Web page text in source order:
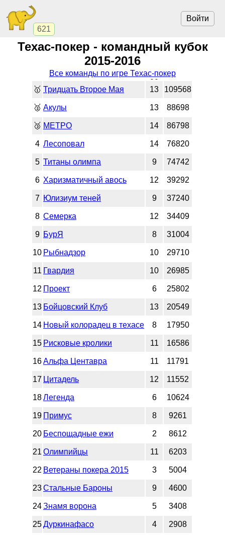
621
Войти
Техас-покер - командный кубок
2015-2016
Все команды по игре Техас-покер
🥇 Тридцать Второе Мая 13 109568
🥈 Акулы 13 88698
🥉 МЕТРО 14 86798
4 Лесоповал 14 76820
5 Титаны олимпа 9 74742
6 Харизматичный авось 12 39292
7 Юлизиум теней 9 37240
8 Семерка 12 34409
9 БурЯ 8 31004
10 Рыбнадзор 10 29710
11 Гвардия 10 26985
12 Проект 6 25802
13 Бойцовский Клуб 13 20549
14 Новый колорадец в техасе 8 17950
15 Рисковые кролики 11 16586
16Альфа Центавра 11 11791
17 Цитадель 12 11552
18Легенда 6 10624
19 Примус 8 9261
20 Беспощадные ежи 2 8612
21 Олимпийцы 11 6203
22 Ветераны покера 2015 3 5004
23Стальные Бароны 9 4600
24Знамя ворона 5 3408
25Дуркинафасо 4 2908